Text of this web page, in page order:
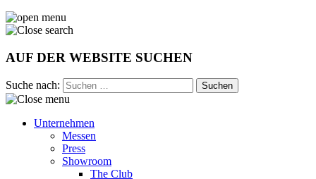
AUF DER WEBSITE SUCHEN
Suche nach:
Unternehmen
Messen
Press
Showroom
The Club